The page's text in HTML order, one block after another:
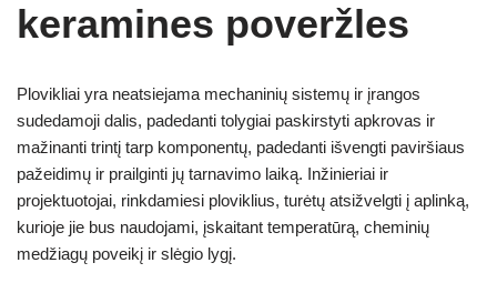
keramines poveržles
Plovikliai yra neatsiejama mechaninių sistemų ir įrangos
sudedamoji dalis, padedanti tolygiai paskirstyti apkrovas ir
mažinanti trintį tarp komponentų, padedanti išvengti paviršiaus
pažeidimų ir prailginti jų tarnavimo laiką. Inžinieriai ir
projektuotojai, rinkdamiesi ploviklius, turėtų atsižvelgti į aplinką,
kurioje jie bus naudojami, įskaitant temperatūrą, cheminių
medžiagų poveikį ir slėgio lygį.